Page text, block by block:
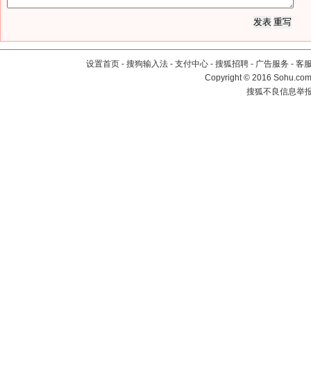
设置首页 - 搜狗输入法 - 支付中心 - 搜狐招聘 - 广告服务 - 客
Copyright©2016
搜狐不良信息举